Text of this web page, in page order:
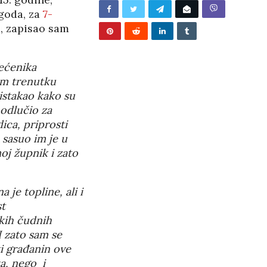
za 7-
sam
trenutku
kako su
za
priprosti
im je u
župnik i zato
je topline, ali i
čudnih
sam se
građanin ove
nego i
2026
PATNJA